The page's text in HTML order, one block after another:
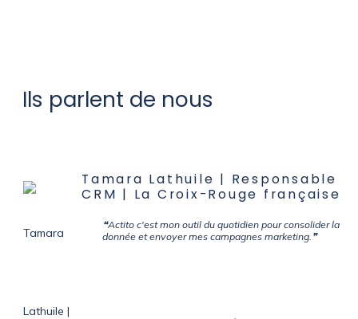
Ils parlent de nous
Tamara Lathuile | Responsable
CRM | La Croix-Rouge française
❝Actito c'est mon outil du quotidien pour consolider la
donnée et envoyer mes campagnes marketing.❞